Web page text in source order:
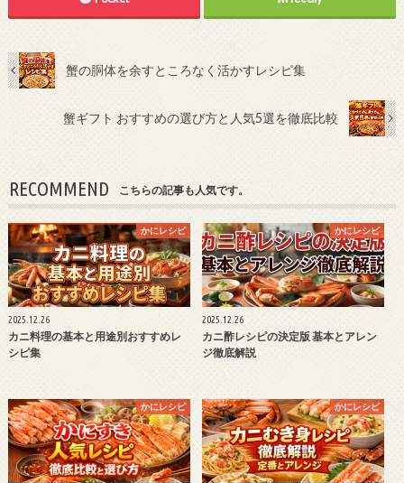
蟹の胴体を余すところなく活かすレシピ集
蟹ギフト おすすめの選び方と人気5選を徹底比較
RECOMMEND こちらの記事も人気です。
かにレシピ
2025.12.26
カニ料理の基本と用途別おすすめレ
シピ集
かにレシピ
2025.12.26
カニ酢レシピの決定版 基本とアレン
ジ徹底解説
かにレシピ かにレシピ